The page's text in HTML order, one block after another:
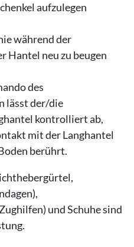
aufzulegen
während der
Hantel neu zu beugen
des
lässt der/die
kontrolliert ab,
mit der Langhantel
berührt.
und Schuhe sind